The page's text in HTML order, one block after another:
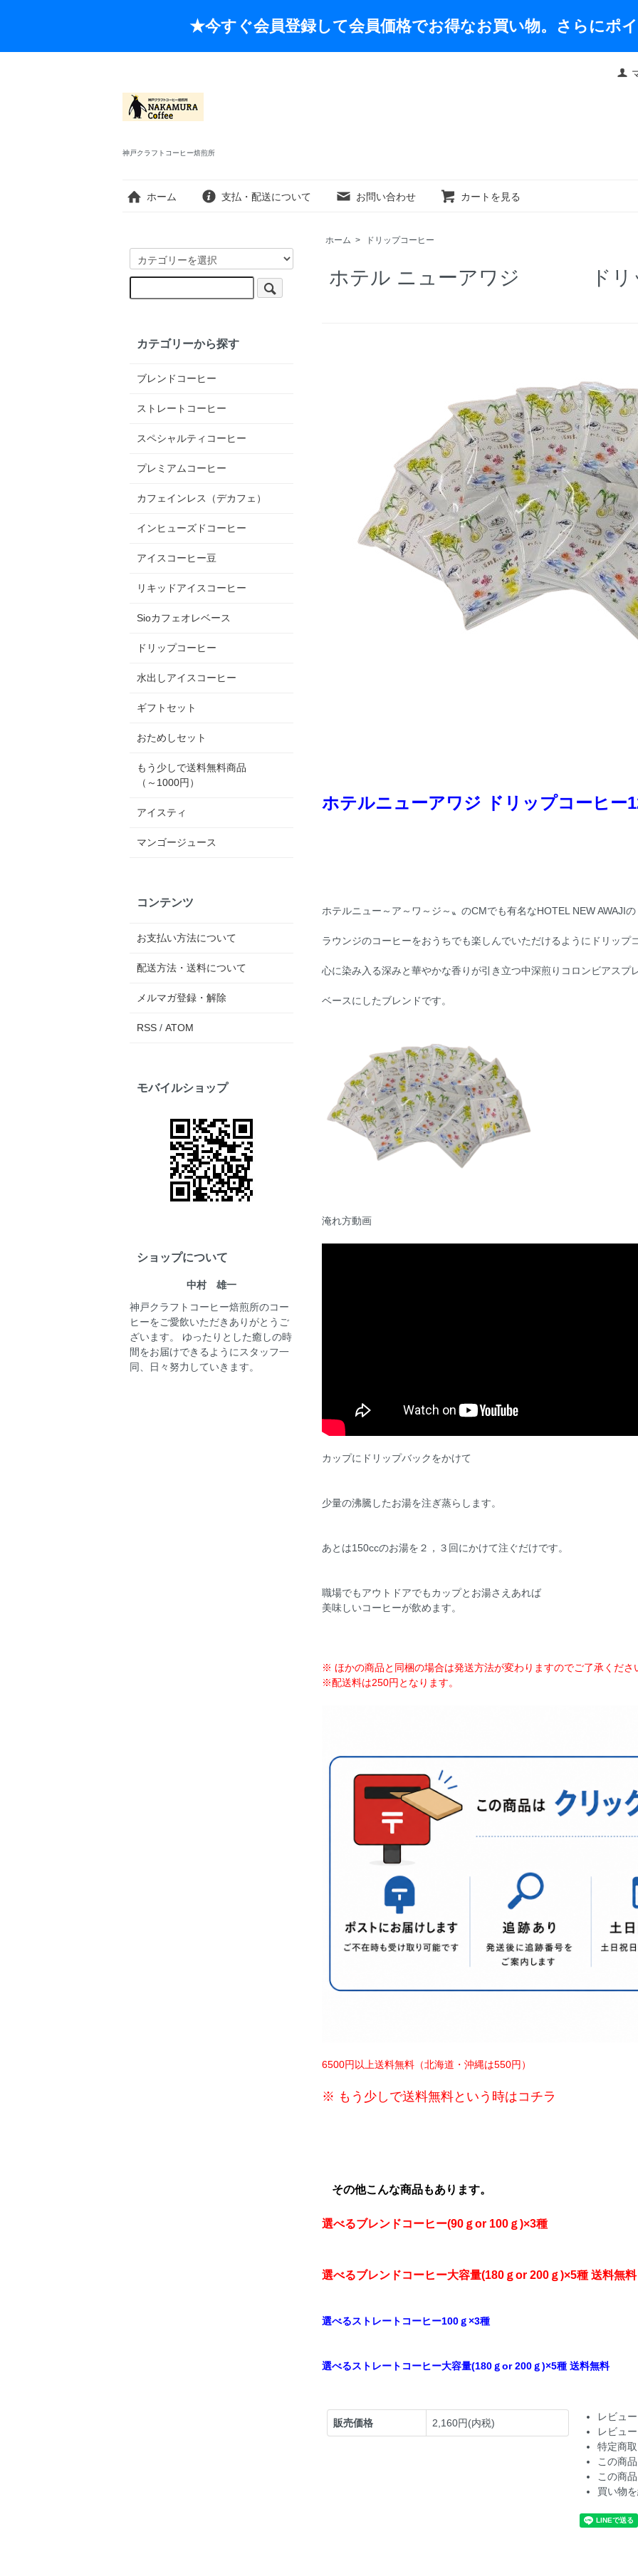
★今すぐ会員登録して会員価格でお得なお買い物。さらにポ
神戸クラフトコーヒー焙煎所
ホーム 支払・配送について お問い合わせ カートを見る
ホーム > ドリップコーヒー
ホテル ニューアワジ ドリッ
ホテルニューアワジ ドリップコーヒー
ホテルニュー～ア～ワ～ジ～〟のCMでも有名なHOTEL NEW AWAJIの
ラウンジのコーヒーをおうちでも楽しんでいただけるようにドリップ
心に染み入る深みと華やかな香りが引き立つ中深煎りコロンビアスプ
ベースにしたブレンドです。
淹れ方動画
カップにドリップバックをかけて
少量の沸騰したお湯を注ぎ蒸らします。
あとは150ccのお湯を２，３回にかけて注ぐだけです。
職場でもアウトドアでもカップとお湯さえあれば
美味しいコーヒーが飲めます。
※ ほかの商品と同梱の場合は発送方法が変わりますのでご了承くださ
※配送料は250円となります。
6500円以上送料無料（北海道・沖縄は550円）
※ もう少しで送料無料という時はコチラ
その他こんな商品もあります。
選べるブレンドコーヒー(90ｇor 100ｇ)×3種
選べるブレンドコーヒー大容量(180ｇor 200ｇ)×5種 送料無料
選べるストレートコーヒー100ｇ×3種
選べるストレートコーヒー大容量(180ｇor 200ｇ)×5種 送料無料
販売価格 2,160円(内税)
レビュ
レビュ
特定商
この商
この商
買い物
カテゴリーから探す
ブレンドコーヒー
ストレートコーヒー
スペシャルティコーヒー
プレミアムコーヒー
カフェインレス（デカフェ）
インヒューズドコーヒー
アイスコーヒー豆
リキッドアイスコーヒー
Sioカフェオレベース
ドリップコーヒー
水出しアイスコーヒー
ギフトセット
おためしセット
もう少しで送料無料商品
（～1000円）
アイスティ
マンゴージュース
コンテンツ
お支払い方法について
配送方法・送料について
メルマガ登録・解除
RSS / ATOM
モバイルショップ
ショップについて
中村 雄一
神戸クラフトコーヒー焙煎所のコー
ヒーをご愛飲いただきありがとうご
ざいます。 ゆったりとした癒しの時
間をお届けできるようにスタッフ一
同、日々努力していきます。